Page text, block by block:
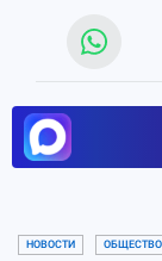
НОВОСТИ ОБЩЕСТВО